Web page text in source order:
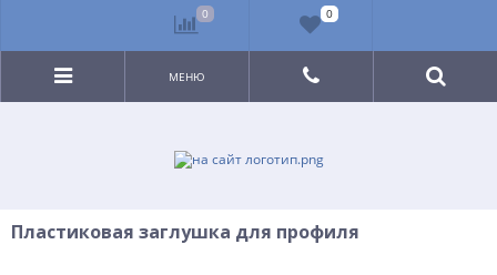
МЕНЮ
Пластиковая заглушка для профиля
0 0